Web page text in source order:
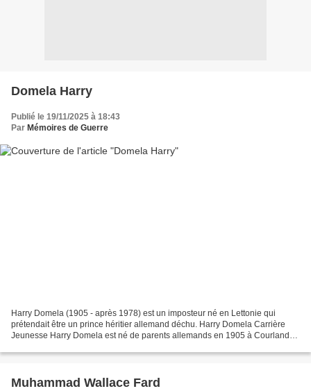
Domela Harry
Publié le 19/11/2025 à 18:43
Par Mémoires de Guerre
Harry Domela (1905 - après 1978) est un imposteur né en Lettonie qui
prétendait être un prince héritier allemand déchu. Harry Domela Carrière
Jeunesse Harry Domela est né de parents allemands en 1905 à Courlande,
Muhammad Wallace Fard